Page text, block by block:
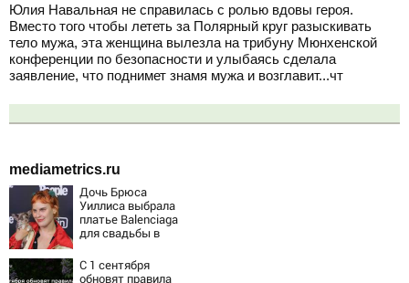
Юлия Навальная не справилась с ролью вдовы героя.
Вместо того чтобы лететь за Полярный круг разыскивать
тело мужа, эта женщина вылезла на трибуну Мюнхенской
конференции по безопасности и улыбаясь сделала
заявление, что поднимет знамя мужа и возглавит...чт
mediametrics.ru
Дочь Брюса
Уиллиса выбрала
платье Balenciaga
для свадьбы в
С 1 сентября
обновят правила